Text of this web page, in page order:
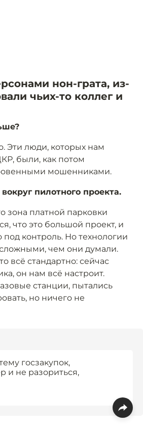
нон-грата, из-
чьих-то коллег и
Эти люди, которых нам
были, как потом
мошенниками.
пилотного проекта.
зона платной парковки
что это большой проект, и
контроль. Но технологии
чем они думали.
всё стандартно: сейчас
он нам всё настроит.
станции, пытались
но ничего не
госзакупок,
и не разориться,